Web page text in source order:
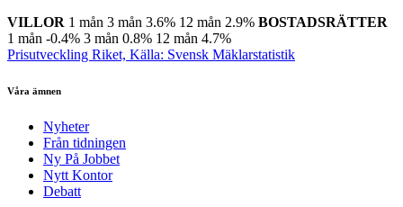
VILLOR 1 mån 3 mån 3.6% 12 mån 2.9% BOSTADSRÄTTER
1 mån -0.4% 3 mån 0.8% 12 mån 4.7%
Prisutveckling Riket, Källa: Svensk Mäklarstatistik
Våra ämnen
Nyheter
Från tidningen
Ny På Jobbet
Nytt Kontor
Debatt